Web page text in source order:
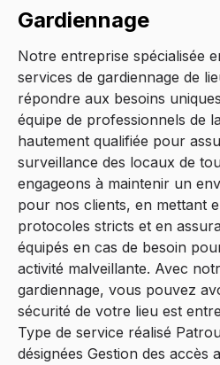
Gardiennage
Notre entreprise spécialisée
services de gardiennage de
répondre aux besoins
équipe de professionnels de
hautement qualifiée pour
surveillance des locaux de
engageons à maintenir un
pour nos clients, en mettant
protocoles stricts et en
équipés en cas de besoin
activité malveillante. Avec
gardiennage, vous pouvez
sécurité de votre lieu est
Type de service réalisé
désignées Gestion des accès